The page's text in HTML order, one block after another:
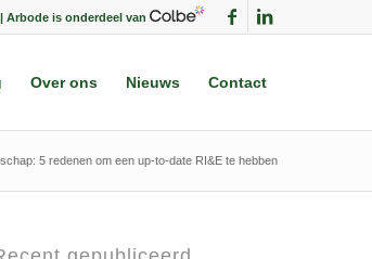
Arbode is onderdeel van
Over ons Nieuws Contact
5 redenen om een up-to-date RI&E te hebben